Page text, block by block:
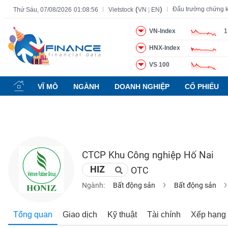
Thứ Sáu, 07/08/2026 01:08:57 Vietstock (VN EN) Đấu trường chứng
VN-Index
HNX-Index
VS 100
VĨ MÔ NGÀNH DOANH NGHIỆP CỔ PHIẾU
CTCP Khu Công nghiệp Hố Nai
HIZ OTC
Ngành: Bất động sản Bất động sản
Tổng quan Giao dịch Kỹ thuật Tài chính Xếp hạng
Tất cả Tính năng Ngành Mã chứng khoán Lãnh đạo
Tính
năng
(-)
CHỨNG
KHOÁN
NGHIỆP